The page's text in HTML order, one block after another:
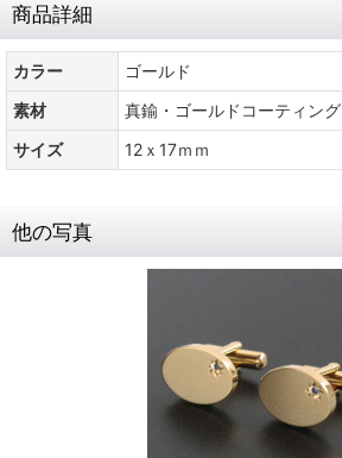
商品詳細
カラー
ゴールド
素材
真鍮・ゴールドコーティング
サイズ
12ｘ17ｍｍ
他の写真